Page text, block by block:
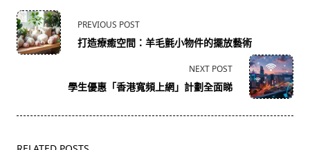
<span
class="nav-
subtitle
PREVIOUS POST
打造療癒空間：羊毛氈小物件的擺放藝術
NEXT POST
學生優惠「香港寬頻上網」計劃全面睇